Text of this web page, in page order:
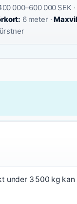
000–600 000 SEK ·
6 meter ·
under 3 500 kg